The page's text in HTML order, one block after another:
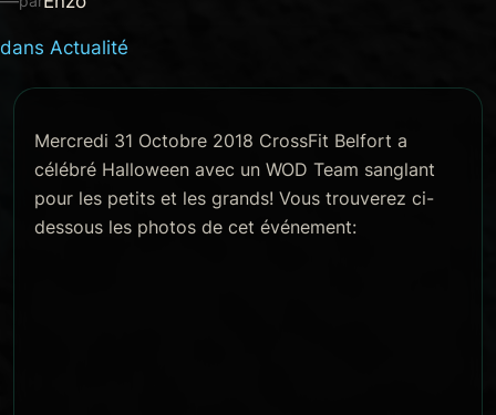
dans Actualité
Mercredi 31 Octobre 2018 CrossFit Belfort a
célébré Halloween avec un WOD Team sanglant
pour les petits et les grands! Vous trouverez ci-
dessous les photos de cet événement: